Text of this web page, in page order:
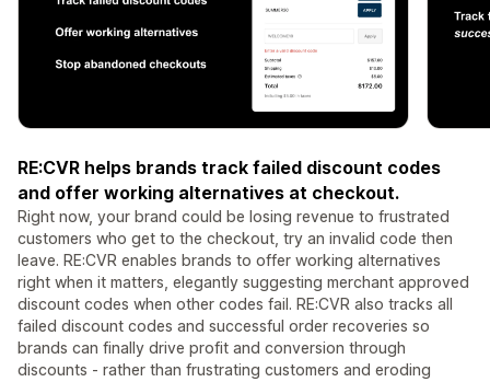
RE:CVR helps brands track failed discount codes
and offer working alternatives at checkout.
Right now, your brand could be losing revenue to frustrated
customers who get to the checkout, try an invalid code then
leave. RE:CVR enables brands to offer working alternatives
right when it matters, elegantly suggesting merchant approved
discount codes when other codes fail. RE:CVR also tracks all
failed discount codes and successful order recoveries so
brands can finally drive profit and conversion through
discounts - rather than frustrating customers and eroding